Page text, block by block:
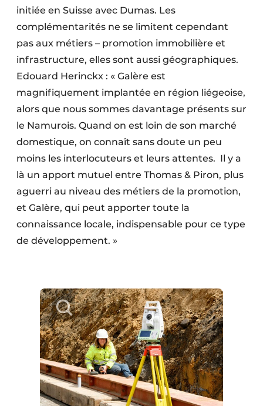
initiée en Suisse avec Dumas. Les
complémentarités ne se limitent cependant
pas aux métiers – promotion immobilière et
infrastructure, elles sont aussi géographiques.
Edouard Herinckx : « Galère est
magnifiquement implantée en région liégeoise,
alors que nous sommes davantage présents sur
le Namurois. Quand on est loin de son marché
domestique, on connaît sans doute un peu
moins les interlocuteurs et leurs attentes. Il y a
là un apport mutuel entre Thomas & Piron, plus
aguerri au niveau des métiers de la promotion,
et Galère, qui peut apporter toute la
connaissance locale, indispensable pour ce type
de développement. »